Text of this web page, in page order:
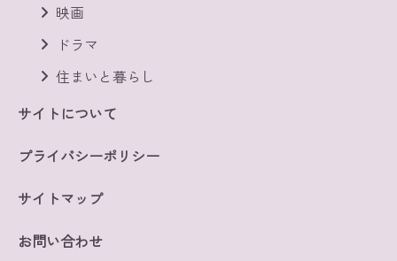
映画
ドラマ
住まいと暮らし
サイトについて
プライバシーポリシー
サイトマップ
お問い合わせ